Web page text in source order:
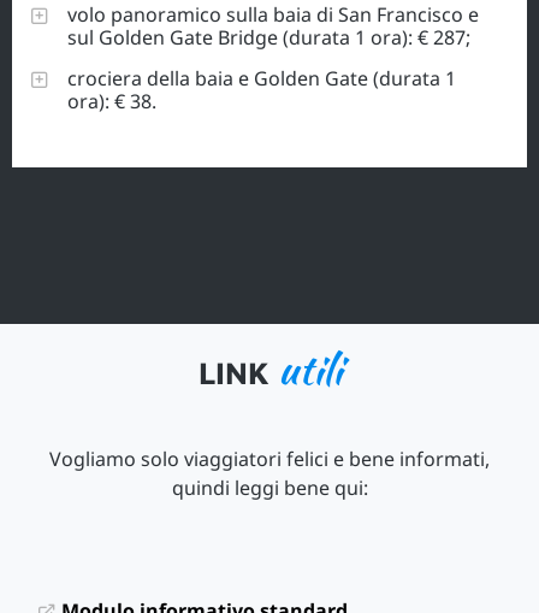
volo panoramico sulla baia di San Francisco e
sul Golden Gate Bridge (durata 1 ora): € 287;
crociera della baia e Golden Gate (durata 1
ora): € 38.
LINK utili
Vogliamo solo viaggiatori felici e bene informati,
quindi leggi bene qui: